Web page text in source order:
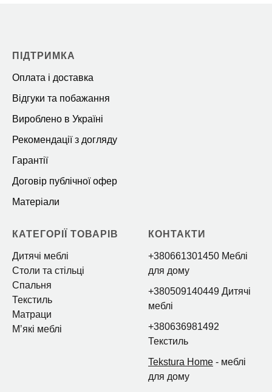
ПІДТРИМКА
Оплата і доставка
Відгуки та побажання
Вироблено в Україні
Рекомендації з догляду
Гарантії
Договір публічної офер
Матеріали
КАТЕГОРІЇ ТОВАРІВ
Дитячі меблі
Столи та стільці
Спальня
Текстиль
Матраци
Мʼякі меблі
КОНТАКТИ
+380661301450 Меблі
для дому
+380509140449 Дитячі
меблі
+380636981492
Текстиль
Tekstura Home - меблі
для дому